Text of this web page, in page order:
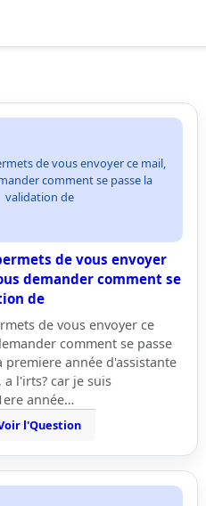
de vous envoyer ce mail,
comment se passe la
validation de
de vous envoyer
demander comment se
de
de vous envoyer ce
comment se passe
premiere année d'assistante
l'irts? car je suis
année…
l'Question